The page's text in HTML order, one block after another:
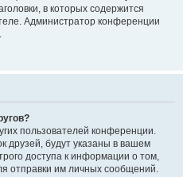
в которых содержится
Администратор конференции
пользователей конференции.
друзей, будут указаны в вашем
доступа к информации о том,
отправки им личных сообщений.